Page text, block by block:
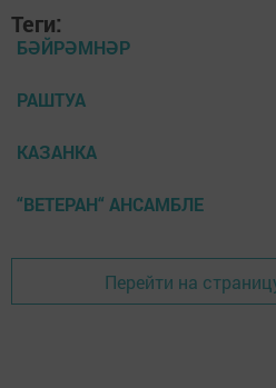
Теги:
БӘЙРӘМНӘР
РАШТУА
КАЗАНКА
“ВЕТЕРАН“ АНСАМБЛЕ
Перейти на